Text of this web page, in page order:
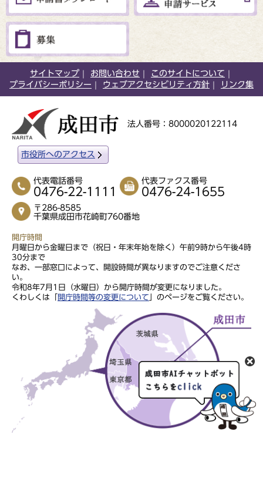
サイトマップ お問い合わせ
このサイトについて
プライバシーポリシー
ウェブアクセシビリティ方針 リンク集
法人番号：8000020122114
市役所へのアクセス
代表電話番号
0476-22-1111
代表ファクス番号
0476-24-1655
〒286-8585
千葉県成田市花崎町760番地
開庁時間
月曜日から金曜日まで（祝日・年末年始を除く）午前9時から午後4時
30分まで
なお、一部窓口によって、開設時間が異なりますのでご注意くださ
い。
令和8年7月1日（水曜日）から開庁時間が変更になりました。
くわしくは「
開庁時間等の変更について 」のページをご覧ください。